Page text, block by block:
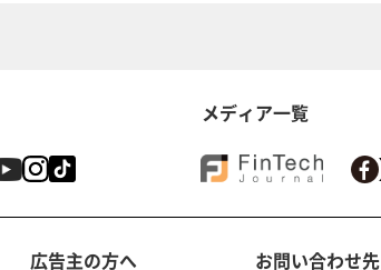
メディア一覧
広告主の方へ お問い合わせ先